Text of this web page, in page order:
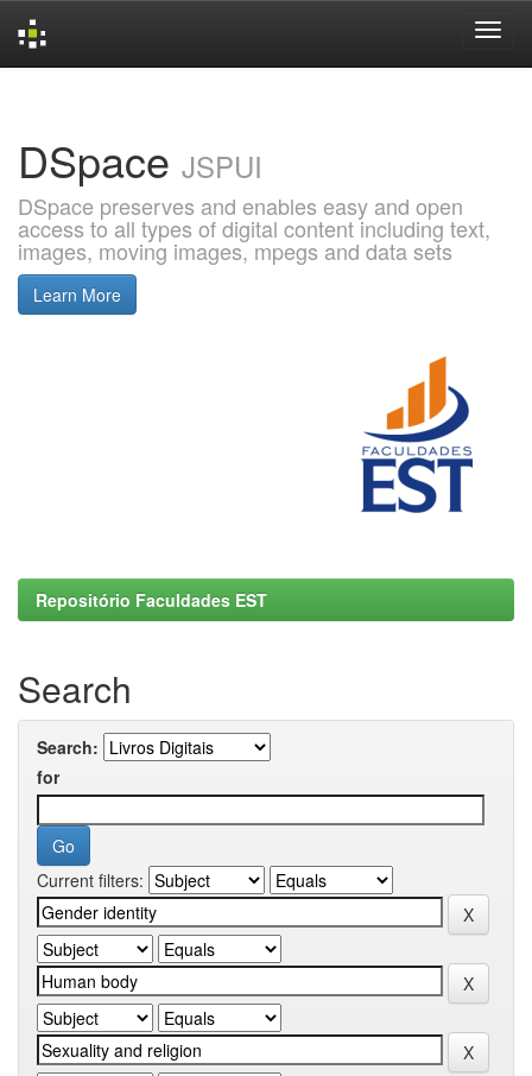
DSpace JSPUI
DSpace preserves and enables easy and open
access to all types of digital content including text,
images, moving images, mpegs and data sets
Learn More
Repositório Faculdades EST
Search
Search:
for
Current filters: